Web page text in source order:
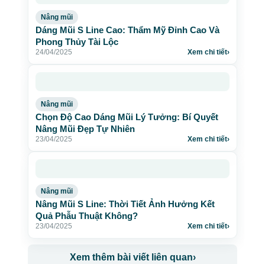
Nâng mũi
Dáng Mũi S Line Cao: Thẩm Mỹ Đỉnh Cao Và
Phong Thủy Tài Lộc
24/04/2025 Xem chi tiết›
Nâng mũi
Chọn Độ Cao Dáng Mũi Lý Tưởng: Bí Quyết
Nâng Mũi Đẹp Tự Nhiên
23/04/2025 Xem chi tiết›
Nâng mũi
Nâng Mũi S Line: Thời Tiết Ảnh Hưởng Kết
Quả Phẫu Thuật Không?
23/04/2025 Xem chi tiết›
Xem thêm bài viết liên quan›